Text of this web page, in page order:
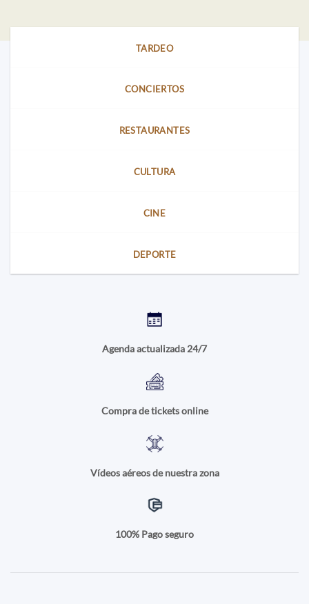
TARDEO
CONCIERTOS
RESTAURANTES
CULTURA
CINE
DEPORTE
Agenda actualizada 24/7
Compra de tickets online
Vídeos aéreos de nuestra zona
100% Pago seguro